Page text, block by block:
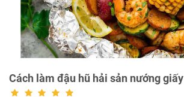
Cách làm đậu hũ hải sản nướng